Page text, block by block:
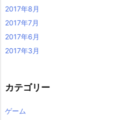
2017年8月
2017年7月
2017年6月
2017年3月
カテゴリー
ゲーム